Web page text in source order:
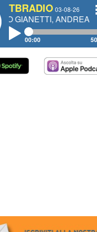
TBRADIO 03-08-26
ANDREA
00:00